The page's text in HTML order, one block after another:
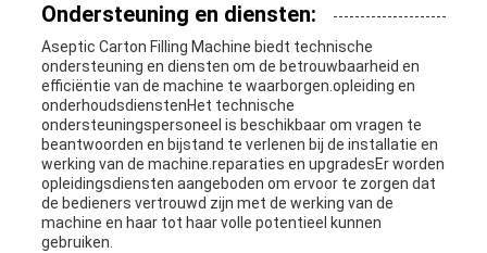
Ondersteuning en diensten:
Aseptic Carton Filling Machine biedt technische
ondersteuning en diensten om de betrouwbaarheid en
efficiëntie van de machine te waarborgen.opleiding en
onderhoudsdienstenHet technische
ondersteuningspersoneel is beschikbaar om vragen te
beantwoorden en bijstand te verlenen bij de installatie en
werking van de machine.reparaties en upgradesEr worden
opleidingsdiensten aangeboden om ervoor te zorgen dat
de bedieners vertrouwd zijn met de werking van de
machine en haar tot haar volle potentieel kunnen
gebruiken.